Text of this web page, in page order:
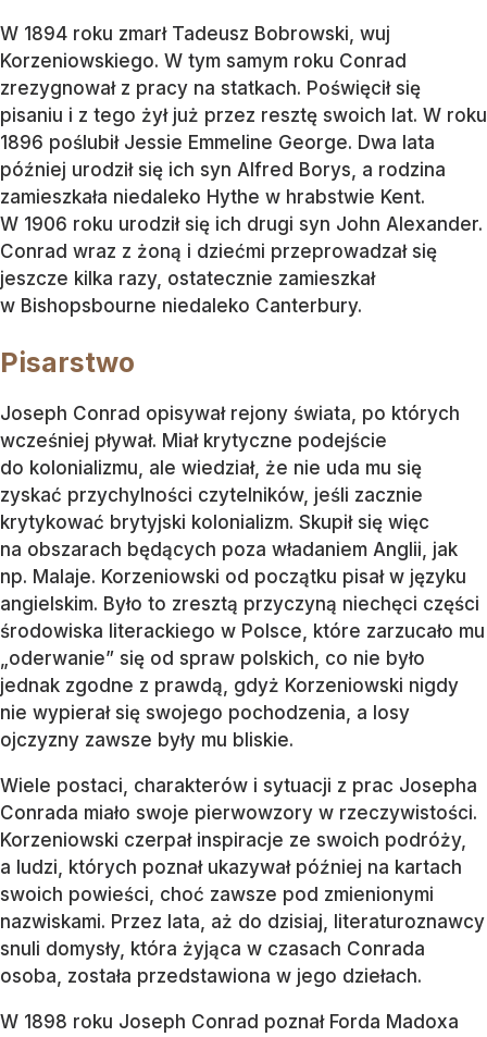
W 1894 roku zmarł Tadeusz Bobrowski, wuj
Korzeniowskiego. W tym samym roku Conrad
zrezygnował z pracy na statkach. Poświęcił się
pisaniu i z tego żył już przez resztę swoich lat. W roku
1896 poślubił Jessie Emmeline George. Dwa lata
później urodził się ich syn Alfred Borys, a rodzina
zamieszkała niedaleko Hythe w hrabstwie Kent.
W 1906 roku urodził się ich drugi syn John Alexander.
Conrad wraz z żoną i dziećmi przeprowadzał się
jeszcze kilka razy, ostatecznie zamieszkał
w Bishopsbourne niedaleko Canterbury.
Pisarstwo
Joseph Conrad opisywał rejony świata, po których
wcześniej pływał. Miał krytyczne podejście
do kolonializmu, ale wiedział, że nie uda mu się
zyskać przychylności czytelników, jeśli zacznie
krytykować brytyjski kolonializm. Skupił się więc
na obszarach będących poza władaniem Anglii, jak
np. Malaje. Korzeniowski od początku pisał w języku
angielskim. Było to zresztą przyczyną niechęci części
środowiska literackiego w Polsce, które zarzucało mu
„oderwanie” się od spraw polskich, co nie było
jednak zgodne z prawdą, gdyż Korzeniowski nigdy
nie wypierał się swojego pochodzenia, a losy
ojczyzny zawsze były mu bliskie.
Wiele postaci, charakterów i sytuacji z prac Josepha
Conrada miało swoje pierwowzory w rzeczywistości.
Korzeniowski czerpał inspiracje ze swoich podróży,
a ludzi, których poznał ukazywał później na kartach
swoich powieści, choć zawsze pod zmienionymi
nazwiskami. Przez lata, aż do dzisiaj, literaturoznawcy
snuli domysły, która żyjąca w czasach Conrada
osoba, została przedstawiona w jego dziełach.
W 1898 roku Joseph Conrad poznał Forda Madoxa